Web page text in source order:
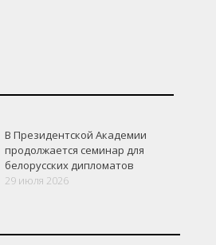
В Президентской Академии
продолжается семинар для
белорусских дипломатов
29 июля 2026